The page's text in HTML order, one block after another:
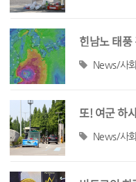
힌남노 태풍
해
News/사회
또! 여군 하
공군 부대
News/사회